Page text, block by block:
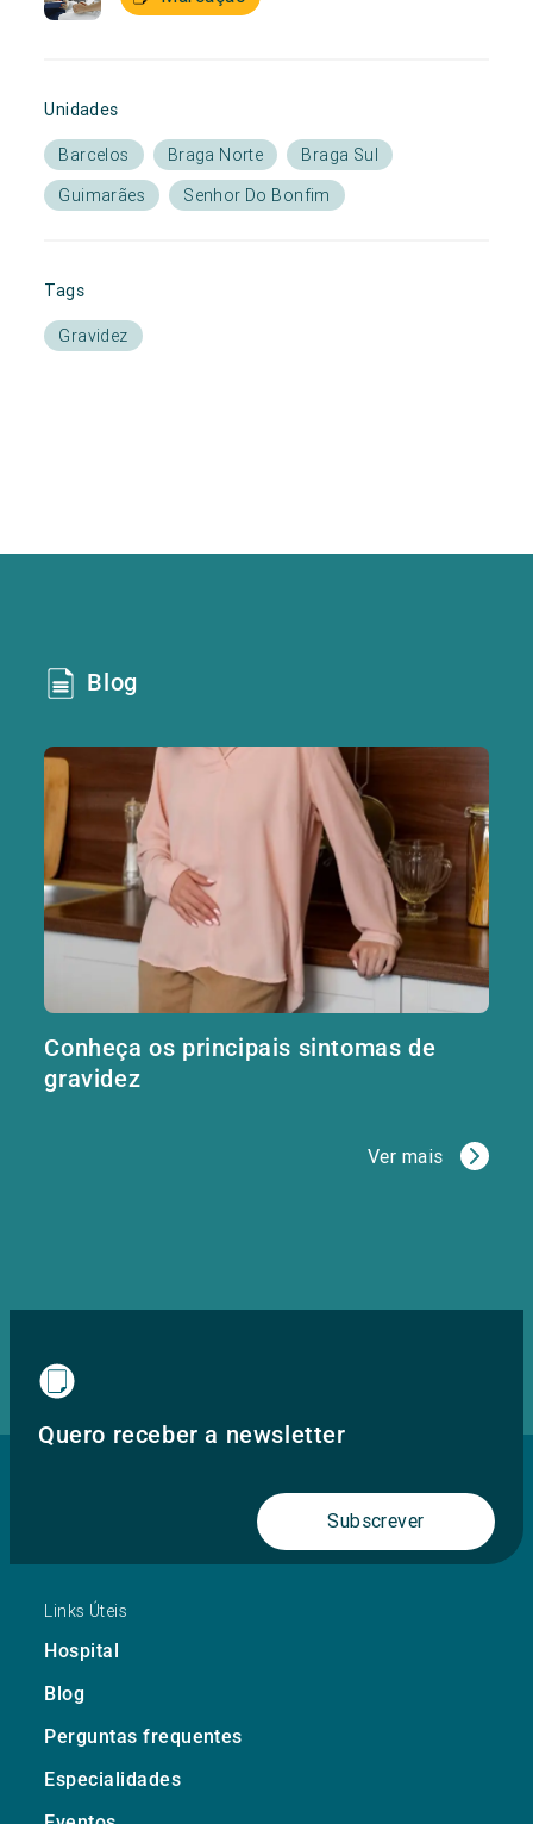
Unidades
Barcelos Braga Norte
Braga Sul
Guimarães
Senhor Do Bonfim
Tags
Gravidez
Blog
Conheça os principais sintomas de
gravidez
Ver mais
Quero receber a newsletter
Subscrever
Links Úteis
Hospital
Blog
Perguntas frequentes
Especialidades